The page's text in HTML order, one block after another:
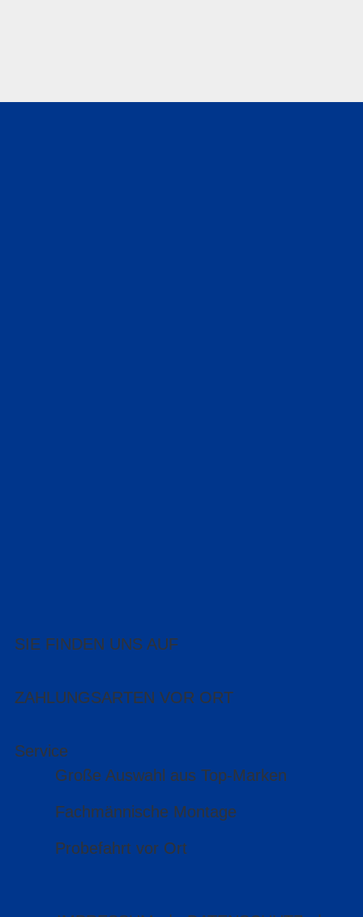
SIE FINDEN UNS AUF
ZAHLUNGSARTEN VOR ORT
Service
Große Auswahl aus Top-Marken
Fachmännische Montage
Probefahrt vor Ort